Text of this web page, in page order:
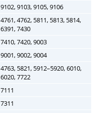
9102, 9103, 9105, 9106
4761, 4762, 5811, 5813, 5814,
6391, 7430
7410, 7420, 9003
9001, 9002, 9004
4763, 5821, 5912–5920, 6010,
6020, 7722
7111
7311